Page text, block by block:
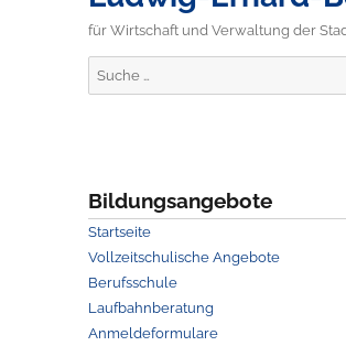
für Wirtschaft und Verwaltung der
Suche
nach:
Bildungsangebote
Startseite
Vollzeitschulische Angebote
Berufsschule
Laufbahnberatung
Anmeldeformulare